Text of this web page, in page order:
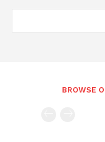
BROWSE